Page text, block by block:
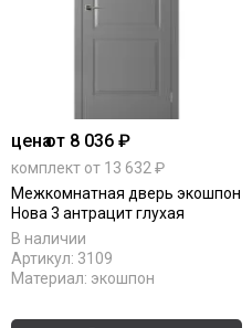
Cream silk
RAL 9003
RAL 7047
RAL 7044
RAL 7016
RAL 9010
Stone oak
White silk
ценаот 8 036 ₽
комплект от 13 632 ₽
Межкомнатная дверь экошпон
Нова 3 антрацит глухая
В наличии
Артикул: 3109
Материал: экошпон